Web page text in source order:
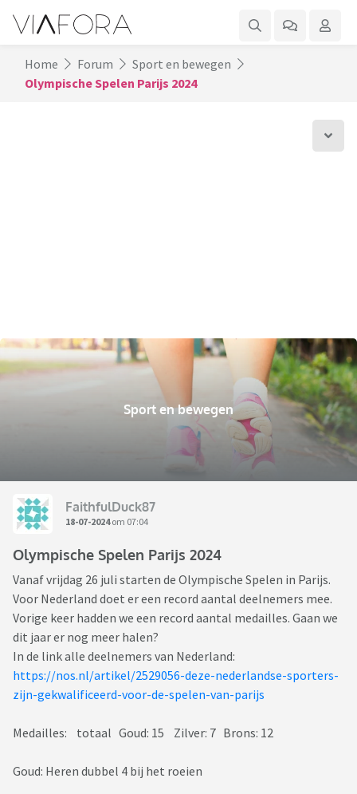
Home Forum
Sport en bewegen
Olympische Spelen Parijs 2024
Sport en bewegen
FaithfulDuck87
18-07-2024om 07:04
Olympische Spelen Parijs 2024
Vanaf vrijdag 26 juli starten de Olympische Spelen in Parijs.
Voor Nederland doet er een record aantal deelnemers mee.
Vorige keer hadden we een record aantal medailles. Gaan we
dit jaar er nog meer halen?
In de link alle deelnemers van Nederland:
https://nos.nl/artikel/2529056-deze-nederlandse-sporters-
zijn-gekwalificeerd-voor-de-spelen-van-parijs
Medailles: totaal Goud: 15 Zilver: 7 Brons: 12
Goud: Heren dubbel 4 bij het roeien